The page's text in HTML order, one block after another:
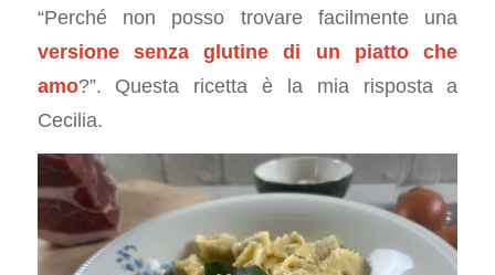
“Perché non posso trovare facilmente una
versione senza glutine di un piatto che
amo?”. Questa ricetta è la mia risposta a
Cecilia.